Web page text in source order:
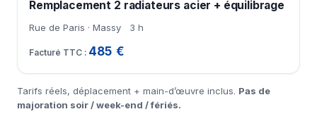
Remplacement 2 radiateurs acier + équilibrage
Rue de Paris · Massy 3 h
485 €
Tarifs réels, déplacement + main-d’œuvre inclus. Pas de
majoration soir / week-end / fériés.